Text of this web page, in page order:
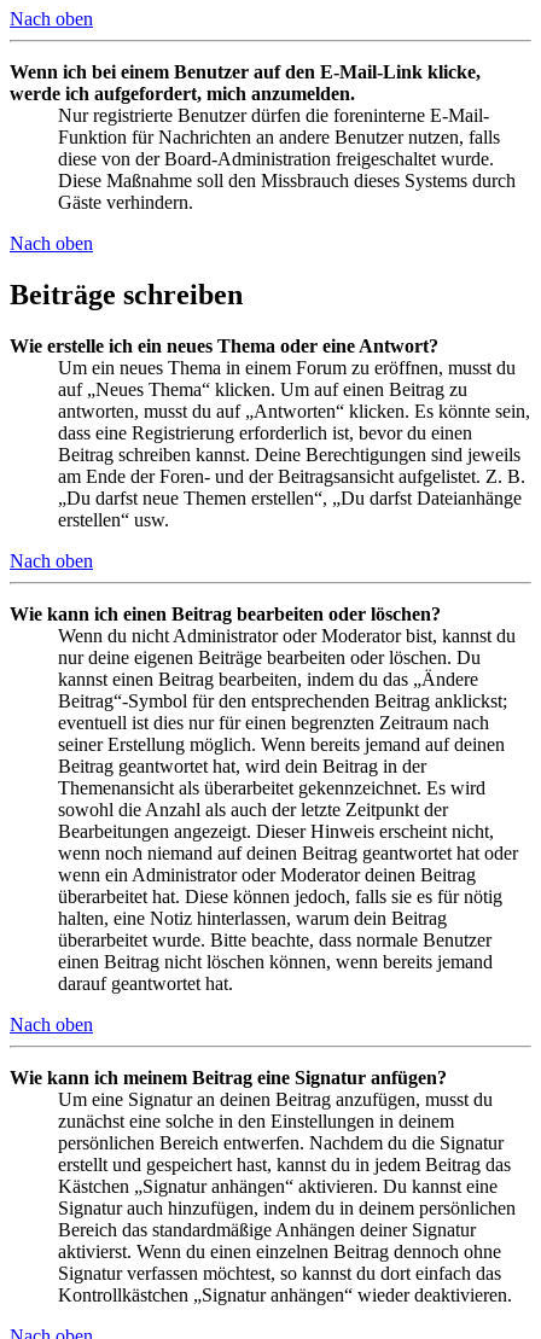
Nach oben
Wenn ich bei einem Benutzer auf den E-Mail-Link klicke,
werde ich aufgefordert, mich anzumelden.
Nur registrierte Benutzer dürfen die foreninterne E-Mail-
Funktion für Nachrichten an andere Benutzer nutzen, falls
diese von der Board-Administration freigeschaltet wurde.
Diese Maßnahme soll den Missbrauch dieses Systems durch
Gäste verhindern.
Nach oben
Beiträge schreiben
Wie erstelle ich ein neues Thema oder eine Antwort?
Um ein neues Thema in einem Forum zu eröffnen, musst du
auf „Neues Thema“ klicken. Um auf einen Beitrag zu
antworten, musst du auf „Antworten“ klicken. Es könnte sein,
dass eine Registrierung erforderlich ist, bevor du einen
Beitrag schreiben kannst. Deine Berechtigungen sind jeweils
am Ende der Foren- und der Beitragsansicht aufgelistet. Z. B.
„Du darfst neue Themen erstellen“, „Du darfst Dateianhänge
erstellen“ usw.
Nach oben
Wie kann ich einen Beitrag bearbeiten oder löschen?
Wenn du nicht Administrator oder Moderator bist, kannst du
nur deine eigenen Beiträge bearbeiten oder löschen. Du
kannst einen Beitrag bearbeiten, indem du das „Ändere
Beitrag“-Symbol für den entsprechenden Beitrag anklickst;
eventuell ist dies nur für einen begrenzten Zeitraum nach
seiner Erstellung möglich. Wenn bereits jemand auf deinen
Beitrag geantwortet hat, wird dein Beitrag in der
Themenansicht als überarbeitet gekennzeichnet. Es wird
sowohl die Anzahl als auch der letzte Zeitpunkt der
Bearbeitungen angezeigt. Dieser Hinweis erscheint nicht,
wenn noch niemand auf deinen Beitrag geantwortet hat oder
wenn ein Administrator oder Moderator deinen Beitrag
überarbeitet hat. Diese können jedoch, falls sie es für nötig
halten, eine Notiz hinterlassen, warum dein Beitrag
überarbeitet wurde. Bitte beachte, dass normale Benutzer
einen Beitrag nicht löschen können, wenn bereits jemand
darauf geantwortet hat.
Nach oben
Wie kann ich meinem Beitrag eine Signatur anfügen?
Um eine Signatur an deinen Beitrag anzufügen, musst du
zunächst eine solche in den Einstellungen in deinem
persönlichen Bereich entwerfen. Nachdem du die Signatur
erstellt und gespeichert hast, kannst du in jedem Beitrag das
Kästchen „Signatur anhängen“ aktivieren. Du kannst eine
Signatur auch hinzufügen, indem du in deinem persönlichen
Bereich das standardmäßige Anhängen deiner Signatur
aktivierst. Wenn du einen einzelnen Beitrag dennoch ohne
Signatur verfassen möchtest, so kannst du dort einfach das
Kontrollkästchen „Signatur anhängen“ wieder deaktivieren.